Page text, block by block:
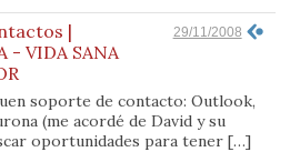
|
- VIDA SANA
29/11/2008
soporte de contacto: Outlook,
(me acordé de David y su
oportunidades para tener […]